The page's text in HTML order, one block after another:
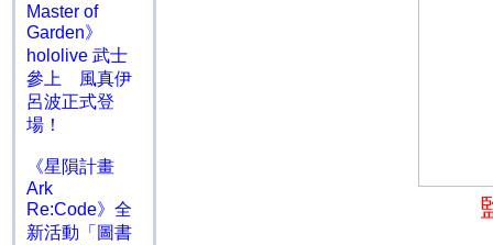
Master of
Garden》
hololive 武士
參上 風真伊
呂波正式登
場！
《星隕計畫
Ark
Re:Code》全
新活動「圖書